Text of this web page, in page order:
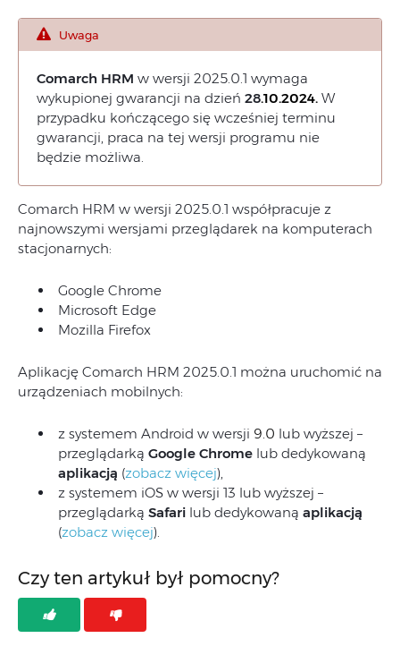
Uwaga
Comarch HRM w wersji 2025.0.1 wymaga
wykupionej gwarancji na dzień 28.10.2024. W
przypadku kończącego się wcześniej terminu
gwarancji, praca na tej wersji programu nie
będzie możliwa.
Comarch HRM w wersji 2025.0.1 współpracuje z
najnowszymi wersjami przeglądarek na komputerach
stacjonarnych:
Google Chrome
Microsoft Edge
Mozilla Firefox
Aplikację Comarch HRM 2025.0.1 można uruchomić na
urządzeniach mobilnych:
z systemem Android w wersji 9.0 lub wyższej –
przeglądarką Google Chrome lub dedykowaną
aplikacją (zobacz więcej),
z systemem iOS w wersji 13 lub wyższej –
przeglądarką Safari lub dedykowaną aplikacją
(zobacz więcej).
Czy ten artykuł był pomocny?